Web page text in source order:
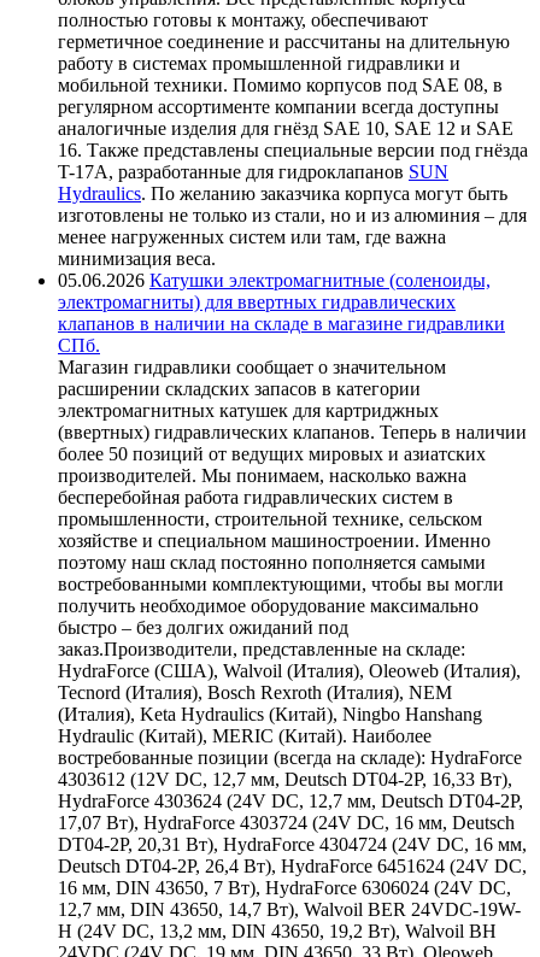
полностью готовы к монтажу, обеспечивают
герметичное соединение и рассчитаны на длительную
работу в системах промышленной гидравлики и
мобильной техники. Помимо корпусов под SAE 08, в
регулярном ассортименте компании всегда доступны
аналогичные изделия для гнёзд SAE 10, SAE 12 и SAE
16. Также представлены специальные версии под гнёзда
T-17A, разработанные для гидроклапанов SUN
Hydraulics. По желанию заказчика корпуса могут быть
изготовлены не только из стали, но и из алюминия – для
менее нагруженных систем или там, где важна
минимизация веса.
05.06.2026 Катушки электромагнитные (соленоиды,
электромагниты) для ввертных гидравлических
клапанов в наличии на складе в магазине гидравлики
СПб.
Магазин гидравлики сообщает о значительном
расширении складских запасов в категории
электромагнитных катушек для картриджных
(ввертных) гидравлических клапанов. Теперь в наличии
более 50 позиций от ведущих мировых и азиатских
производителей. Мы понимаем, насколько важна
бесперебойная работа гидравлических систем в
промышленности, строительной технике, сельском
хозяйстве и специальном машиностроении. Именно
поэтому наш склад постоянно пополняется самыми
востребованными комплектующими, чтобы вы могли
получить необходимое оборудование максимально
быстро – без долгих ожиданий под
заказ.Производители, представленные на складе:
HydraForce (США), Walvoil (Италия), Oleoweb (Италия),
Tecnord (Италия), Bosch Rexroth (Италия), NEM
(Италия), Keta Hydraulics (Китай), Ningbo Hanshang
Hydraulic (Китай), MERIC (Китай). Наиболее
востребованные позиции (всегда на складе): HydraForce
4303612 (12V DC, 12,7 мм, Deutsch DT04-2P, 16,33 Вт),
HydraForce 4303624 (24V DC, 12,7 мм, Deutsch DT04-2P,
17,07 Вт), HydraForce 4303724 (24V DC, 16 мм, Deutsch
DT04-2P, 20,31 Вт), HydraForce 4304724 (24V DC, 16 мм,
Deutsch DT04-2P, 26,4 Вт), HydraForce 6451624 (24V DC,
16 мм, DIN 43650, 7 Вт), HydraForce 6306024 (24V DC,
12,7 мм, DIN 43650, 14,7 Вт), Walvoil BER 24VDC-19W-
H (24V DC, 13,2 мм, DIN 43650, 19,2 Вт), Walvoil BH
24VDC (24V DC, 19 мм, DIN 43650, 33 Вт), Oleoweb